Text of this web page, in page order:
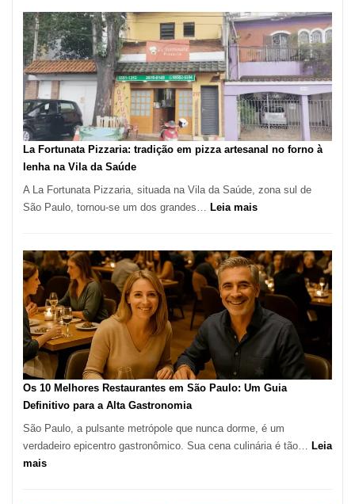
Manga
Se
Tornou
Um
dos
Restaurantes
Mais
Icônicos
La Fortunata Pizzaria: tradição em pizza artesanal no forno à
lenha na Vila da Saúde
A La Fortunata Pizzaria, situada na Vila da Saúde, zona sul de
São Paulo, tornou-se um dos grandes…
Leia mais:
Pizzaria:
tradição
em
pizza
artesanal
à
Vila
da
Os 10 Melhores Restaurantes em São Paulo: Um Guia
Definitivo para a Alta Gastronomia
São Paulo, a pulsante metrópole que nunca dorme, é um
verdadeiro epicentro gastronômico. Sua cena culinária é tão… Leia
mais: